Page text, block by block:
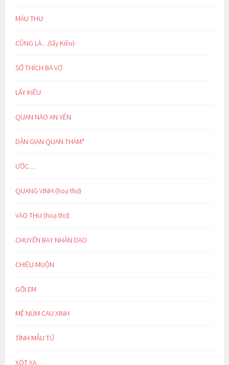
MÀU THU
CŨNG LÀ…(lẩy Kiều)
SỞ THÍCH BÁ VƠ
LẨY KIỀU
QUAN NÀO AN YÊN
DÂN GIAN QUAN THAM*
ƯỚC…
QUANG VINH (hoạ thơ)
VÀO THU (hoạ thơ)
CHUYẾN BAY NHÂN ĐẠO
CHIỀU MUỘN
GỞI EM
MÊ NÚM CAU XINH
TÌNH MẪU TỬ
XÓT XA